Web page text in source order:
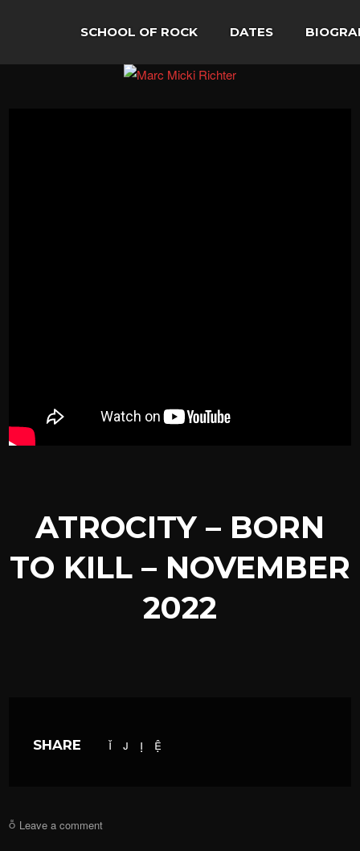
SCHOOL OF ROCK DATES
ATROCITY – BORN
TO KILL – NOVEMBER
2022
SHARE
Leave a comment